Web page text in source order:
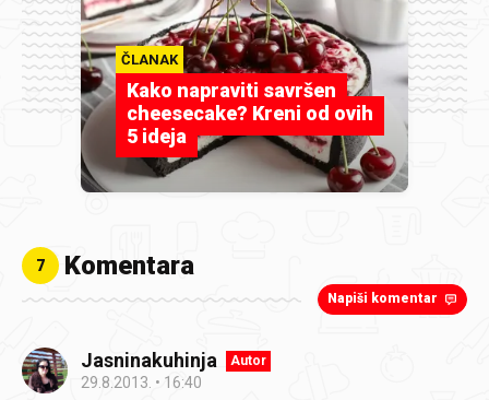
ČLANAK
Kako napraviti savršen
cheesecake? Kreni od ovih
5 ideja
7 Komentara
Napiši komentar
Jasninakuhinja Autor
29.8.2013. 16:40